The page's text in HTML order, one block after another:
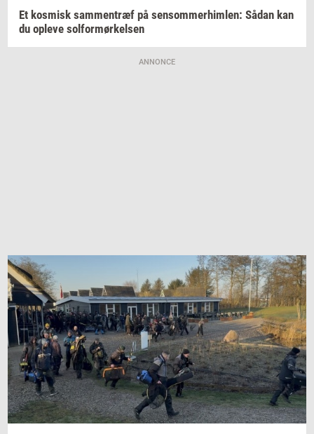
Et kos­misk sam­men­træf på sen­som­mer­him­len: Sådan kan
du op­le­ve sol­for­mør­kel­sen
ANNONCE